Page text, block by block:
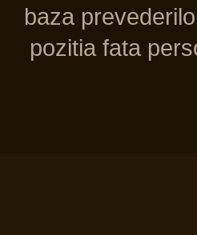
baza
pozitia fata